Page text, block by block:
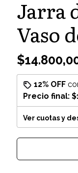
Jarra
Vaso
12% OFF
Precio final:
Ver cuotas y